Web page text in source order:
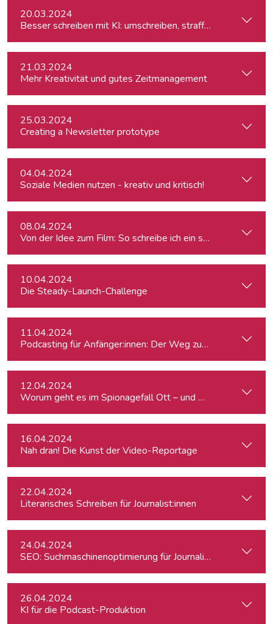
20.03.2024
Besser schreiben mit KI: umschreiben, straffen, redigieren
21.03.2024
Mehr Kreativität und gutes Zeitmanagement
25.03.2024
Creating a Newsletter prototype
04.04.2024
Soziale Medien nutzen - kreativ und kritisch!
08.04.2024
Von der Idee zum Film: So schreibe ich ein schlüssiges
10.04.2024
Die Steady-Launch-Challenge
11.04.2024
Podcasting für Anfänger:innen: Der Weg zum eigenen
12.04.2024
Worum geht es im Spionagefall Ott – und wie reagiert die
16.04.2024
Nah dran! Die Kunst der Video-Reportage
22.04.2024
Literarisches Schreiben für Journalist:innen
24.04.2024
SEO: Suchmaschinenoptimierung für Journalist:innen
26.04.2024
KI für die Podcast-Produktion